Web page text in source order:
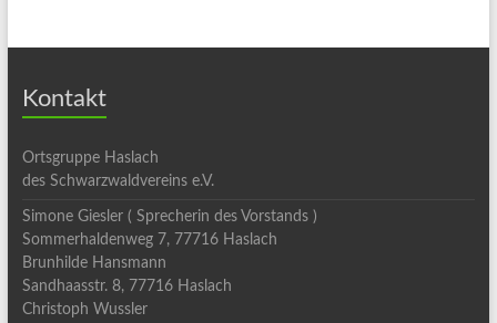
Kontakt
Ortsgruppe Haslach
des Schwarzwaldvereins e.V.
Simone Giesler ( Sprecherin des Vorstands )
Sommerhaldenweg 7, 77716 Haslach
Brunhilde Hansmann
Sandhaasstr. 8, 77716 Haslach
Christoph Wussler